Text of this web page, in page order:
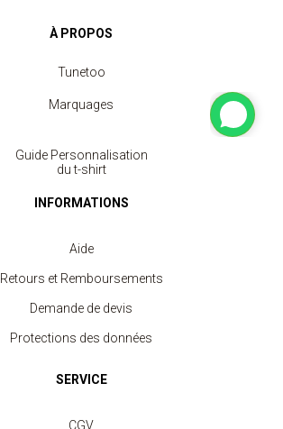
À PROPOS
Tunetoo
Marquages
Guide Personnalisation
du t-shirt
INFORMATIONS
Aide
Retours et Remboursements
Demande de devis
Protections des données
SERVICE
CGV